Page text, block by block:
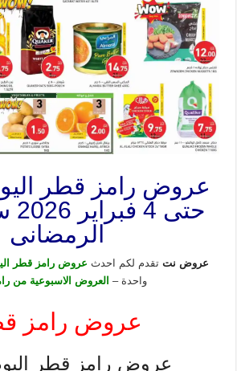
حتى
الرمضانى
عروض نتتقدم لكم احدث عروض رامز قطر
واحدة – العروض الاسبوعية من
عروض رامز
عروض رامز قطر اليوم